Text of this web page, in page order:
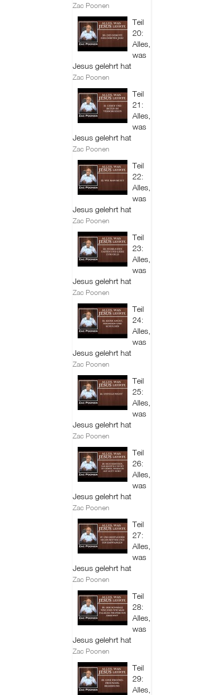
Zac Poonen
Teil
20:
Alles,
was
Jesus gelehrt hat
Zac Poonen
Teil
21:
Alles,
was
Jesus gelehrt hat
Zac Poonen
Teil
22:
Alles,
was
Jesus gelehrt hat
Zac Poonen
Teil
23:
Alles,
was
Jesus gelehrt hat
Zac Poonen
Teil
24:
Alles,
was
Jesus gelehrt hat
Zac Poonen
Teil
25:
Alles,
was
Jesus gelehrt hat
Zac Poonen
Teil
26:
Alles,
was
Jesus gelehrt hat
Zac Poonen
Teil
27:
Alles,
was
Jesus gelehrt hat
Zac Poonen
Teil
28:
Alles,
was
Jesus gelehrt hat
Zac Poonen
Teil
29:
Alles,